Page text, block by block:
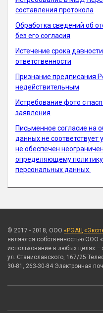
составления протокола
Обработка сведений об
без его согласия
Истечение срока
ответственности
Признание предписания
недействительным
Истребование фото с
заявления
Письменное согласие на
данных не
не обеспечен
определяющему
персональных данных.
© 2017 - 2018, ООО «РЭАЦ
являются собственностью ООО
использование в любых целях –
ул. Станиславского, 167/25
30-81, 263-30-84 Электронная